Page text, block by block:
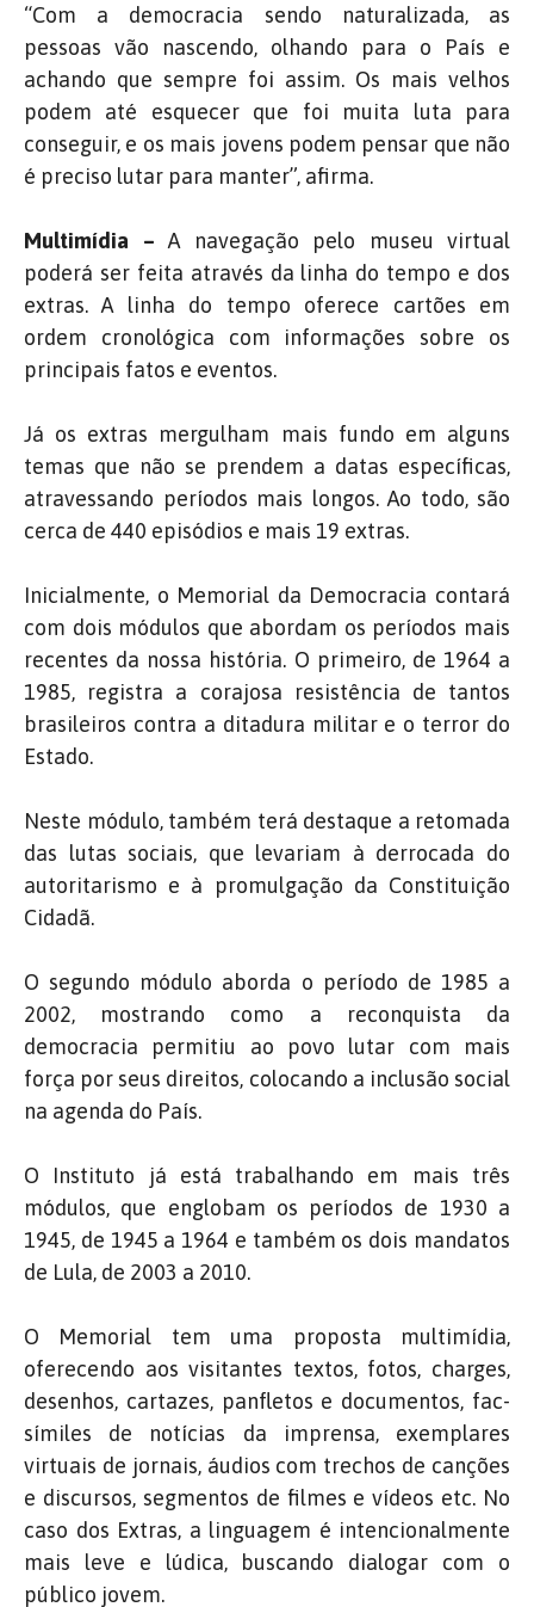
“Com a democracia sendo naturalizada, as
pessoas vão nascendo, olhando para o País e
achando que sempre foi assim. Os mais velhos
podem até esquecer que foi muita luta para
conseguir, e os mais jovens podem pensar que não
é preciso lutar para manter”, afirma.
Multimídia – A navegação pelo museu virtual
poderá ser feita através da linha do tempo e dos
extras. A linha do tempo oferece cartões em
ordem cronológica com informações sobre os
principais fatos e eventos.
Já os extras mergulham mais fundo em alguns
temas que não se prendem a datas específicas,
atravessando períodos mais longos. Ao todo, são
cerca de 440 episódios e mais 19 extras.
Inicialmente, o Memorial da Democracia contará
com dois módulos que abordam os períodos mais
recentes da nossa história. O primeiro, de 1964 a
1985, registra a corajosa resistência de tantos
brasileiros contra a ditadura militar e o terror do
Estado.
Neste módulo, também terá destaque a retomada
das lutas sociais, que levariam à derrocada do
autoritarismo e à promulgação da Constituição
Cidadã.
O segundo módulo aborda o período de 1985 a
2002, mostrando como a reconquista da
democracia permitiu ao povo lutar com mais
força por seus direitos, colocando a inclusão social
na agenda do País.
O Instituto já está trabalhando em mais três
módulos, que englobam os períodos de 1930 a
1945, de 1945 a 1964 e também os dois mandatos
de Lula, de 2003 a 2010.
O Memorial tem uma proposta multimídia,
oferecendo aos visitantes textos, fotos, charges,
desenhos, cartazes, panfletos e documentos, fac-
símiles de notícias da imprensa, exemplares
virtuais de jornais, áudios com trechos de canções
e discursos, segmentos de filmes e vídeos etc. No
caso dos Extras, a linguagem é intencionalmente
mais leve e lúdica, buscando dialogar com o
público jovem.